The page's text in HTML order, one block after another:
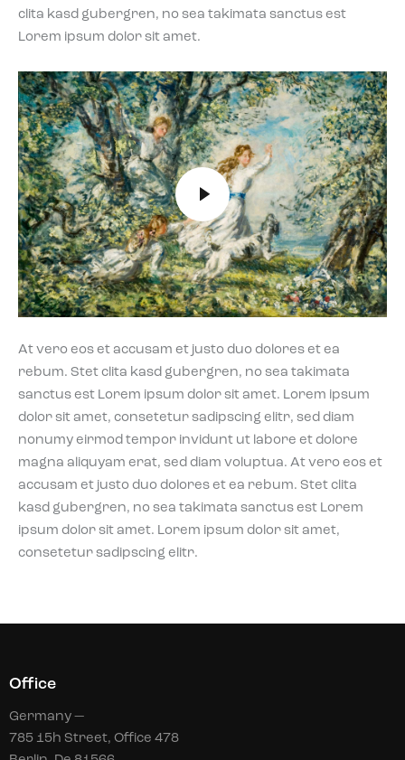
clita kasd gubergren, no sea takimata sanctus est
Lorem ipsum dolor sit amet.
At vero eos et accusam et justo duo dolores et ea
rebum. Stet clita kasd gubergren, no sea takimata
sanctus est Lorem ipsum dolor sit amet. Lorem ipsum
dolor sit amet, consetetur sadipscing elitr, sed diam
nonumy eirmod tempor invidunt ut labore et dolore
magna aliquyam erat, sed diam voluptua. At vero eos et
accusam et justo duo dolores et ea rebum. Stet clita
kasd gubergren, no sea takimata sanctus est Lorem
ipsum dolor sit amet. Lorem ipsum dolor sit amet,
consetetur sadipscing elitr.
Office
Germany —
785 15h Street, Office 478